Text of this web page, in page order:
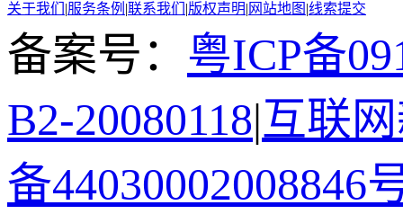
关于我们 |服务条例 |联系我们 |版权声明| 网站地图 |线索提交
备案号： 粤ICP备
B2-20080118|互联
备44030002008846